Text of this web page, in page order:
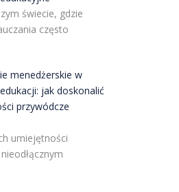
świecie, gdzie
często
menedżerskie w
jak doskonalić
przywódcze
umiejętności